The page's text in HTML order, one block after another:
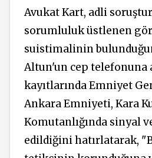
Avukat Kart, adli
sorumluluk üstlenen
suistimalinin
Altun'un cep telefonuna
kayıtlarında Emniyet
Ankara Emniyeti, Kara
Komutanlığında sinyal
edildiğini hatırlatarak,